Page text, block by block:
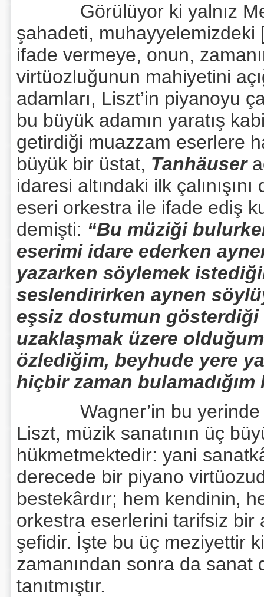
Görülüyor ki yalnız
şahadeti,
ifade vermeye, onun,
virtüozluğunun mahiyetini
adamları, Liszt’in piyanoyu
bu büyük adamın yaratış
getirdiği muazzam eserlere
büyük bir üstat, Tanhäuser
idaresi altındaki ilk
eseri orkestra ile ifade ediş
demişti: “Bu müziği
eserimi idare ederken
yazarken söylemek
seslendirirken aynen
eşsiz dostumun gösterdiği
uzaklaşmak üzere
özlediğim, beyhude yere
hiçbir zaman
Wagner’in bu yerinde
Liszt, müzik sanatının üç
hükmetmektedir: yani
derecede bir piyano
bestekârdır; hem kendinin,
orkestra eserlerini tarifsiz bir
şefidir. İşte bu üç meziyettir
zamanından sonra da sanat
tanıtmıştır.